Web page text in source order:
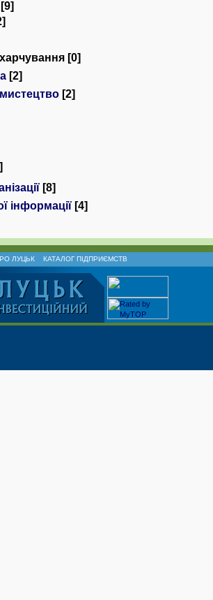
[9]
[0]
[2]
[2]
[8]
інформації [4]
ЛУЦЬК КАТАЛОГ ПІДПРИЄМСТВ